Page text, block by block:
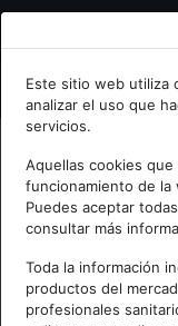
Bienvenid@ a
Escribe tu Email
Accede o
Este sitio web utiliza
analizar el uso que
servicios.
Aquellas cookies
funcionamiento de
Puedes aceptar
consultar más
Toda la información
productos del
profesionales